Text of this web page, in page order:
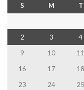
S M T
2
3 4
9
10 11
16
17 18
23
24 25